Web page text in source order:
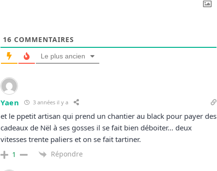
16 COMMENTAIRES
Le plus ancien
Yaen 3 années il y a
et le ppetit artisan qui prend un chantier au black pour payer des
cadeaux de Nël à ses gosses il se fait bien déboiter… deux
vitesses trente paliers et on se fait tartiner.
1 Répondre